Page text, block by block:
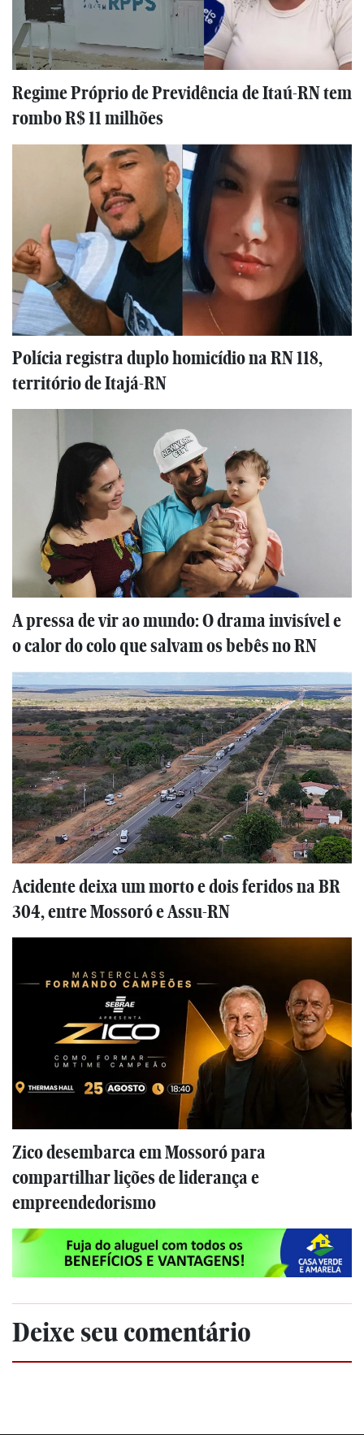
Regime Próprio de Previdência de Itaú-RN tem
rombo R$ 11 milhões
Polícia registra duplo homicídio na RN 118,
território de Itajá-RN
A pressa de vir ao mundo: O drama invisível e
o calor do colo que salvam os bebês no RN
Acidente deixa um morto e dois feridos na BR
304, entre Mossoró e Assu-RN
Zico desembarca em Mossoró para
compartilhar lições de liderança e
empreendedorismo
Deixe seu comentário